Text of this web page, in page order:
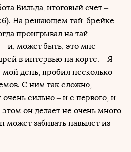
Вильда, итоговый счет –
На решающем тай-брейке
проигрывал на тай-
и, может быть, это мне
в интервью на корте. – Я
день, пробил несколько
С ним так сложно,
сильно – и с первого, и
он делает не очень много
забивать навылет из